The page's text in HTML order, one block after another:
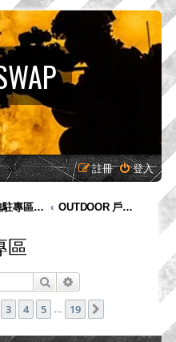
登入
註冊
廠商/店家進駐專區-供廠商-供廠商/店家發布新品預告、產品消息，嚴禁販售！ OUTDOOR 戶外用品專區
區
搜尋
19 頁)
3 4 5 19